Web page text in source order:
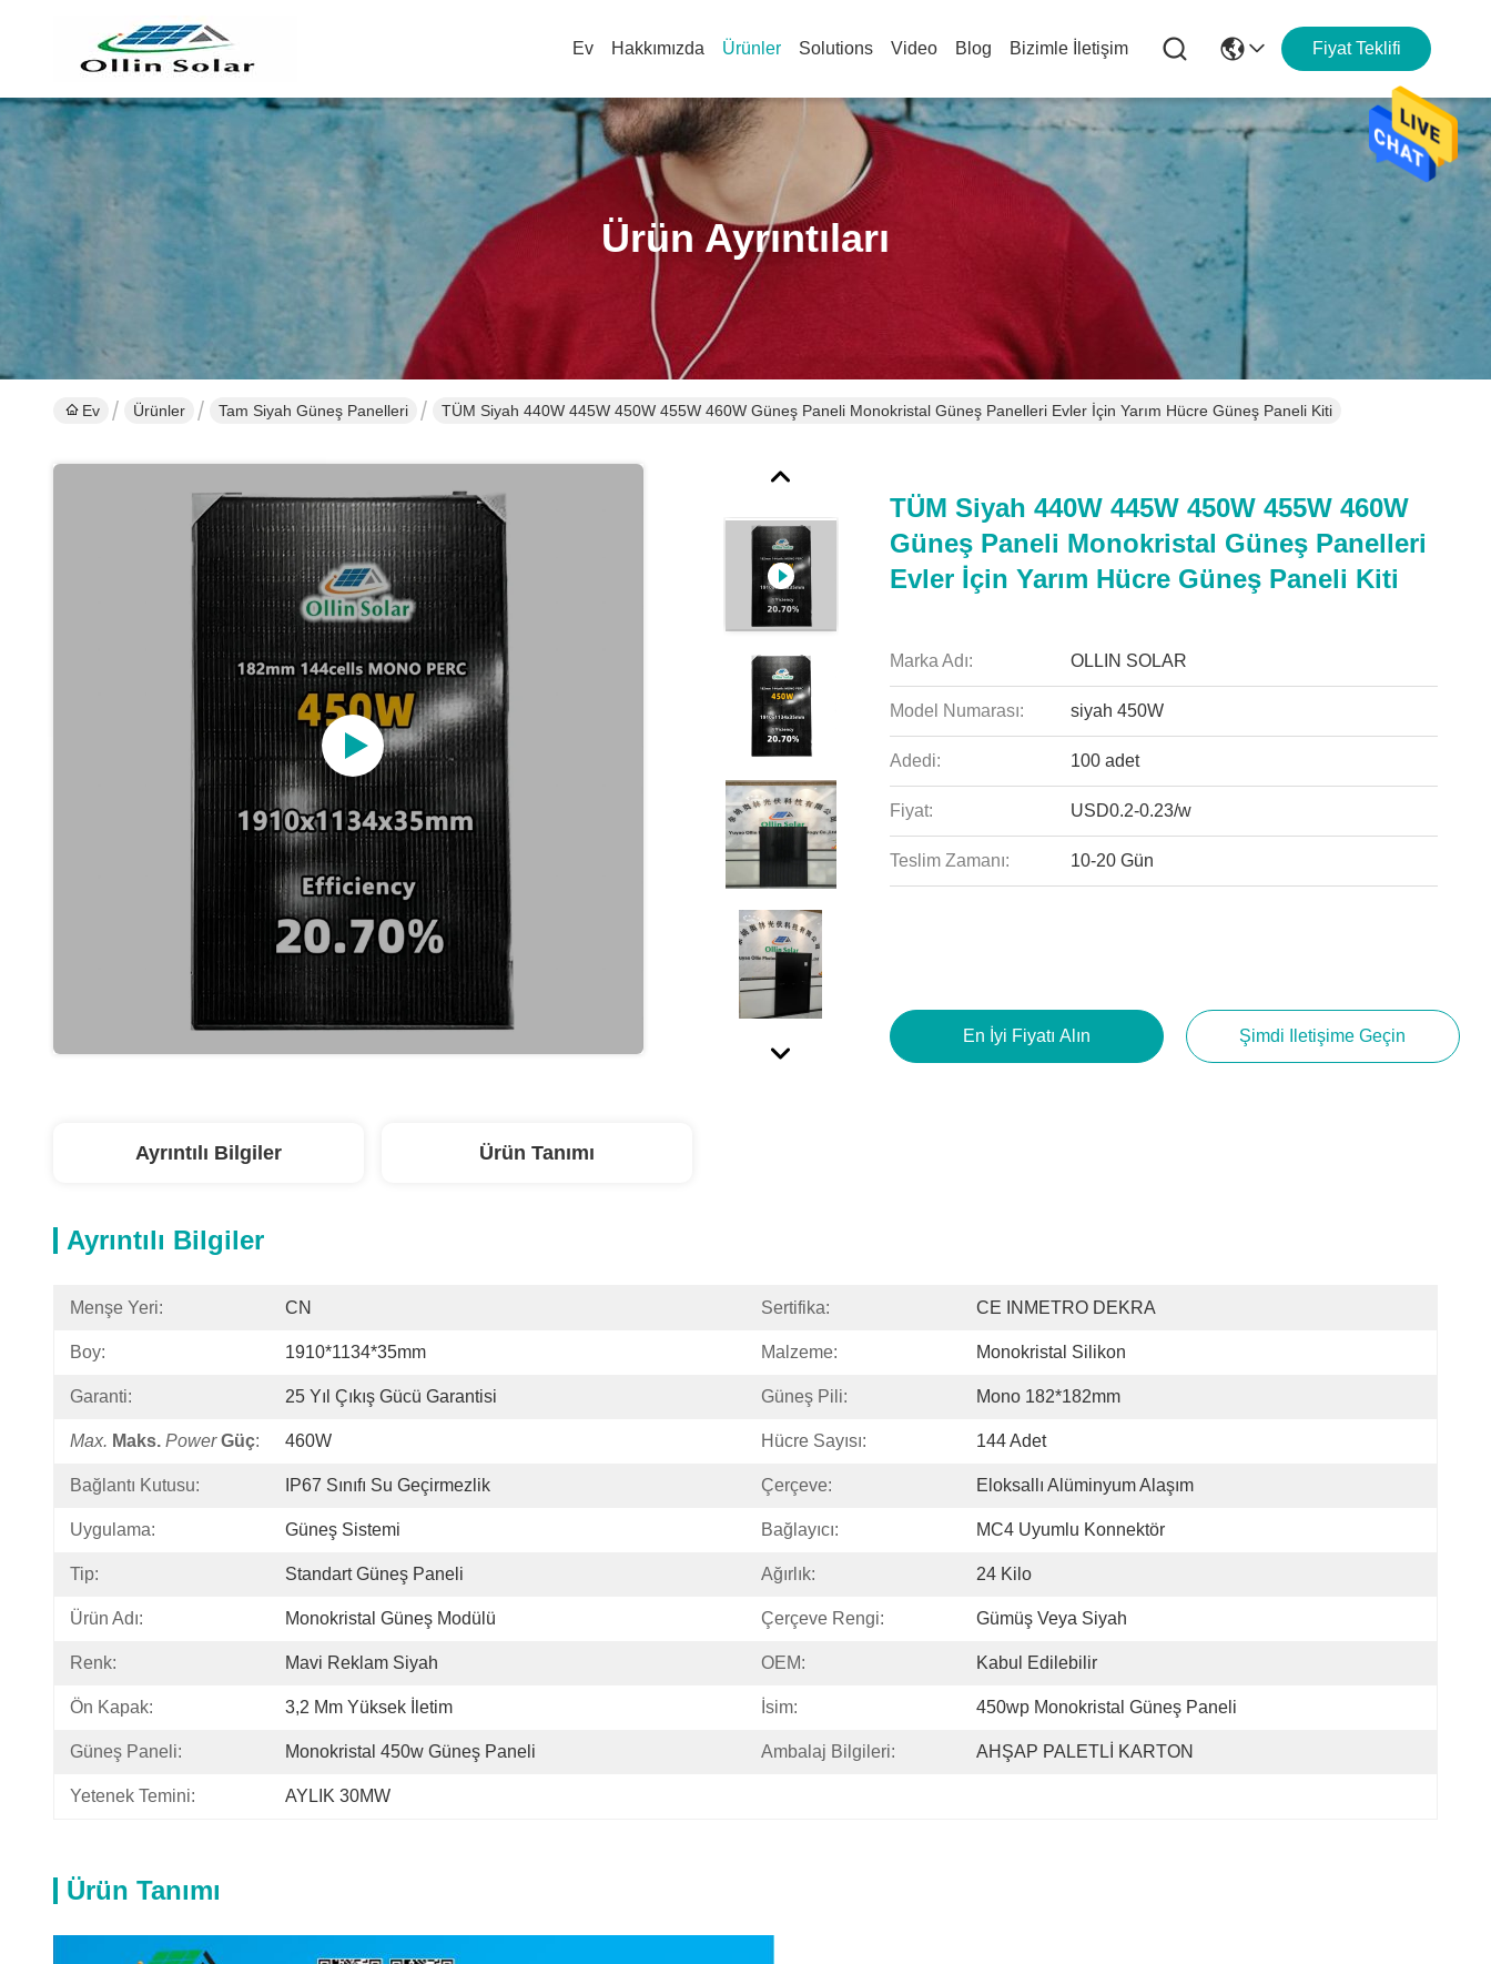
Ev Hakkımızda Ürünler Solutions Video Blog Bizimle İletişim Fiyat Teklifi
Ürün Ayrıntıları
Ev Ürünler Tam Siyah Güneş Panelleri TÜM Siyah 440W 445W 450W 455W 460W Güneş Paneli Monokristal Güneş Panelleri Evler İçin Yarım Hücre Güneş Paneli Kiti
TÜM Siyah 440W 445W 450W 455W 460W
Güneş Paneli Monokristal Güneş Panelleri
Evler İçin Yarım Hücre Güneş Paneli Kiti
Marka Adı: OLLIN SOLAR
Model Numarası: siyah 450W
Adedi: 100 adet
Fiyat: USD0.2-0.23/w
Teslim Zamanı: 10-20 Gün
En İyi Fiyatı Alın Şimdi Iletişime Geçin
Ayrıntılı Bilgiler Ürün Tanımı
Ayrıntılı Bilgiler
Menşe Yeri: CN Sertifika: CE INMETRO DEKRA
Boy: 1910*1134*35mm Malzeme: Monokristal Silikon
Garanti: 25 Yıl Çıkış Gücü Garantisi Güneş Pili: Mono 182*182mm
Max. Maks. Power Güç: 460W Hücre Sayısı: 144 Adet
Bağlantı Kutusu: IP67 Sınıfı Su Geçirmezlik Çerçeve: Eloksallı Alüminyum Alaşım
Uygulama: Güneş Sistemi Bağlayıcı: MC4 Uyumlu Konnektör
Tip: Standart Güneş Paneli Ağırlık: 24 Kilo
Ürün Adı: Monokristal Güneş Modülü Çerçeve Rengi: Gümüş Veya Siyah
Renk: Mavi Reklam Siyah OEM: Kabul Edilebilir
Ön Kapak: 3,2 Mm Yüksek İletim İsim: 450wp Monokristal Güneş Paneli
Güneş Paneli: Monokristal 450w Güneş Paneli Ambalaj Bilgileri: AHŞAP PALETLİ KARTON
Yetenek Temini: AYLIK 30MW
Ürün Tanımı